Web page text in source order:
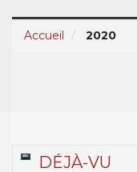
Accueil
2020
DÉJÀ-VU